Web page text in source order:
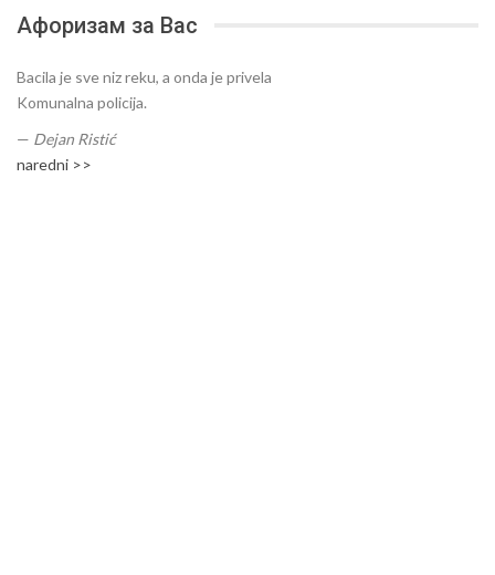
Афоризам за Вас
Bacila je sve niz reku, a onda je privela
Komunalna policija.
— Dejan Ristić
naredni >>